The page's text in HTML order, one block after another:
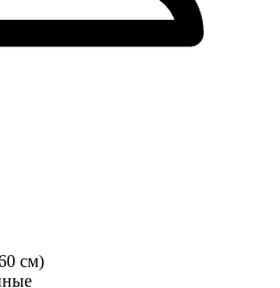
см)